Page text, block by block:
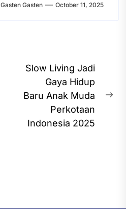
Gasten Gasten October 11, 2025
Slow Living Jadi
Gaya Hidup
Baru Anak Muda
Perkotaan
Indonesia 2025